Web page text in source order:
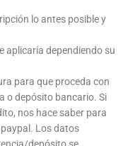
lo antes posible y
aplicaría dependiendo su
para que proceda con
o depósito bancario. Si
nos hace saber para
paypal. Los datos
depósito se